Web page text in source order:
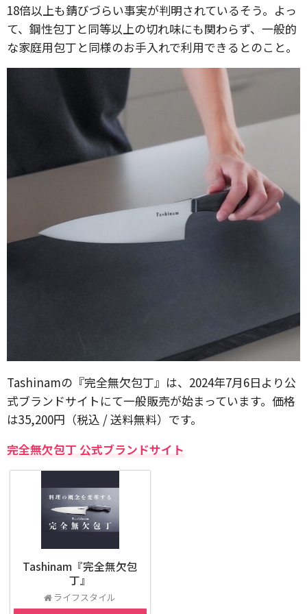
18倍以上も錆びづらい事実が判明されているそう。よっ
て、鋼性包丁と同等以上の切れ味にも関わらず、一般的
な家庭用包丁と同様のお手入れで利用できるとのこと。
Tashinamの『完全無欠包丁』は、2024年7月6日より公
式ブランドサイトにて一般販売が始まっています。価格
は35,200円（税込 / 送料無料）です。
完全無欠包丁 公式ブランドサイト
Tashinam『完全無欠包
丁』
ライフスタイル